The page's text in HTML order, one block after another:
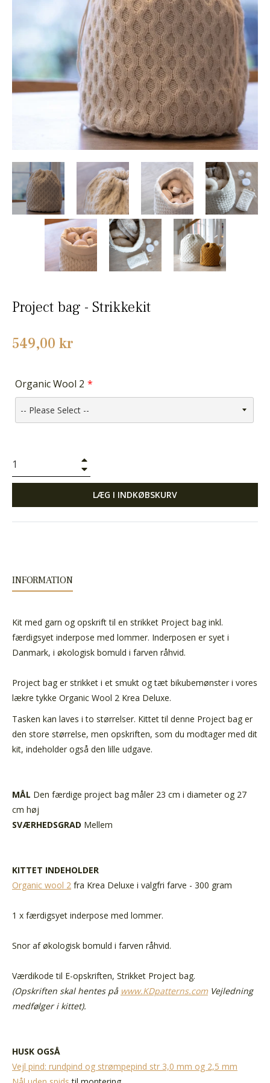
Project bag - Strikkekit
Normalpris
549,00 kr
Organic Wool 2
LÆG I INDKØBSKURV
INFORMATION
Kit med garn og opskrift til en strikket Project bag inkl.
færdigsyet inderpose med lommer. Inderposen er syet i
Danmark, i økologisk bomuld i farven råhvid.
Project bag er strikket i et smukt og tæt bikubemønster i vores
lækre tykke Organic Wool 2 Krea Deluxe.
Tasken kan laves i to størrelser. Kittet til denne Project bag er
den store størrelse, men opskriften, som du modtager med dit
kit, indeholder også den lille udgave.
MÅL Den færdige project bag måler 23 cm i diameter og 27
cm høj
SVÆRHEDSGRAD Mellem
KITTET INDEHOLDER
Organic wool 2 fra Krea Deluxe i valgfri farve - 300 gram
1 x færdigsyet inderpose med lommer.
Snor af økologisk bomuld i farven råhvid.
Værdikode til E-opskriften, Strikket Project bag.
(Opskriften skal hentes på www.KDpatterns.com Vejledning
medfølger i kittet).
HUSK OGSÅ
Vejl pind: rundpind og strømpepind str 3,0 mm og 2,5 mm